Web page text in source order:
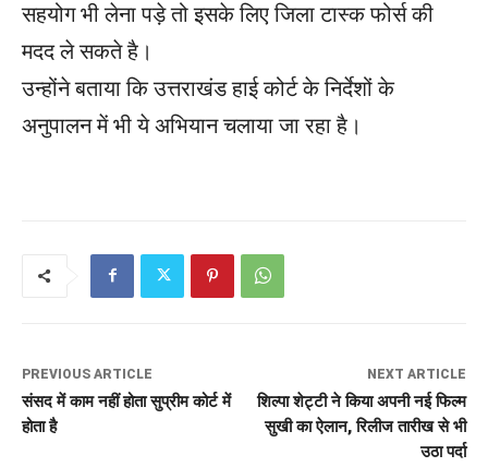
सहयोग भी लेना पड़े तो इसके लिए जिला टास्क फोर्स की
मदद ले सकते है।
उन्होंने बताया कि उत्तराखंड हाई कोर्ट के निर्देशों के
अनुपालन में भी ये अभियान चलाया जा रहा है।
PREVIOUS ARTICLE
संसद में काम नहीं होता सुप्रीम कोर्ट में
होता है
NEXT ARTICLE
शिल्पा शेट्टी ने किया अपनी नई फिल्म
सुखी का ऐलान, रिलीज तारीख से भी
उठा पर्दा